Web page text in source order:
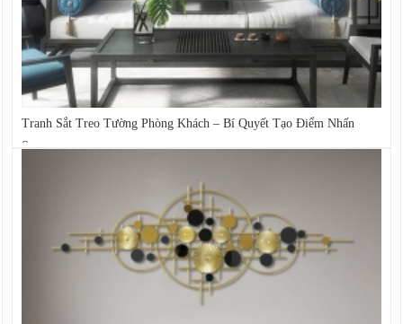
Tranh Sắt Treo Tường Phòng Khách – Bí Quyết Tạo Điểm Nhấn
Sang...